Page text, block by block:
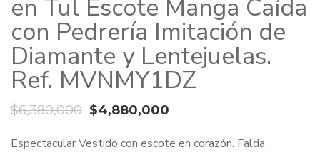
en Tul Escote Manga Caída
con Pedrería Imitación de
Diamante y Lentejuelas.
Ref. MVNMY1DZ
$6,380,000 El
$4,880,000
Espectacular Vestido con escote en corazón. Falda